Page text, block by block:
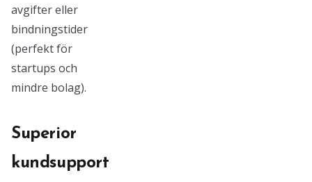
avgifter eller
bindningstider
(perfekt för
startups och
mindre bolag).
Superior
kundsupport